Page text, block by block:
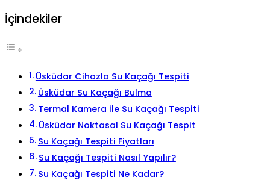
İçindekiler
Üsküdar Cihazla Su Kaçağı Tespiti
Üsküdar Su Kaçağı Bulma
Termal Kamera ile Su Kaçağı Tespiti
Üsküdar Noktasal Su Kaçağı Tespit
Su Kaçağı Tespiti Fiyatları
Su Kaçağı Tespiti Nasıl Yapılır?
Su Kaçağı Tespiti Ne Kadar?